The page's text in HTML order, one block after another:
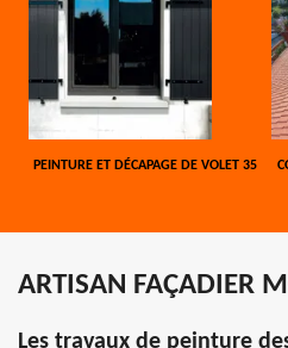
PEINTURE ET DÉCAPAGE DE VOLET 35
ARTISAN FAÇADIER
Les travaux de peinture